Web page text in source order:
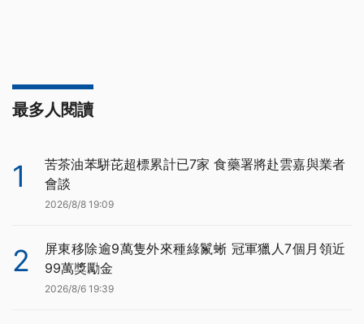
最多人閱讀
1
苦茶油苯駢芘超標累計已7家 食藥署將赴雲嘉與業者
會談
2026/8/8 19:09
2
屏東移除逾9萬隻外來種綠鬣蜥 冠軍獵人7個月領近
99萬獎勵金
2026/8/6 19:39